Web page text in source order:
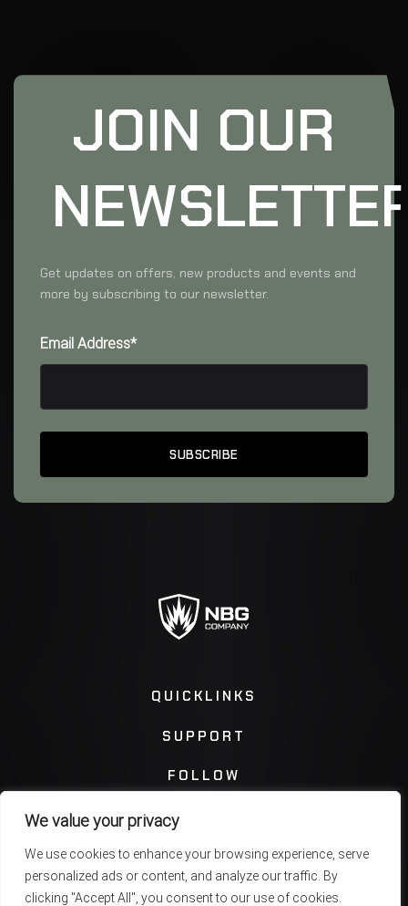
We value your privacy
We use cookies to enhance your browsing experience, serve
personalized ads or content, and analyze our traffic. By
clicking "Accept All", you consent to our use of cookies.
JOIN OUR
Get updates on offers, new products and events and
more by subscribing to our newsletter.
Email Address*
QUICKLINKS
SUPPORT
FOLLOW
Instagram